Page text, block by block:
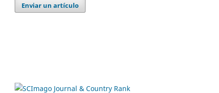
Enviar un artículo